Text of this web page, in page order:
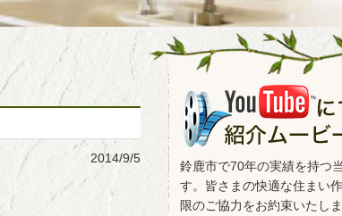
2014/9/5
鈴鹿市で70年の実績を持つ
す。皆さまの快適な住まい
限のご協力をお約束いたしま